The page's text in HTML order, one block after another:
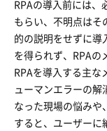
RPAの導入前には、
もらい、不明点はそ
的の説明をせずに導
を得られず、RPAの
RPAを導入する主な
ューマンエラーの解
なった現場の悩みや
すると、ユーザーに